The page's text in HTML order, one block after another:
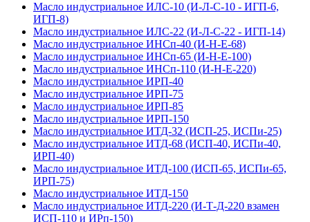
Масло индустриальное ИЛС-10 (И-Л-С-10 - ИГП-6,
ИГП-8)
Масло индустриальное ИЛС-22 (И-Л-С-22 - ИГП-14)
Масло индустриальное ИНСп-40 (И-Н-Е-68)
Масло индустриальное ИНСп-65 (И-Н-Е-100)
Масло индустриальное ИНСп-110 (И-Н-Е-220)
Масло индустриальное ИРП-40
Масло индустриальное ИРП-75
Масло индустриальное ИРП-85
Масло индустриальное ИРП-150
Масло индустриальное ИТД-32 (ИСП-25, ИСПи-25)
Масло индустриальное ИТД-68 (ИСП-40, ИСПи-40,
ИРП-40)
Масло индустриальное ИТД-100 (ИСП-65, ИСПи-65,
ИРП-75)
Масло индустриальное ИТД-150
Масло индустриальное ИТД-220 (И-Т-Д-220 взамен
ИСП-110 и ИРп-150)